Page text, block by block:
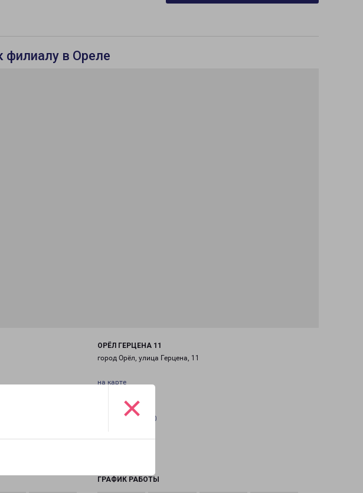
×
филиалу в Ореле
ОРЁЛ ГЕРЦЕНА 11
город Орёл, улица Герцена, 11
на карте
ТЕЛЕФОН
+7(4862) 30-24-00
ГРАФИК РАБОТЫ